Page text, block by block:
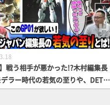
】戦う相手が悪かった!?木村編集長
ラー時代の若気の至りや、DETON
ーガンを猛プッシュするホビージ